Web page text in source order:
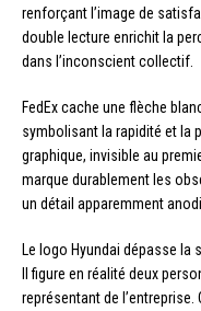
renforçant l’image de
double lecture enrichit la
dans l’inconscient collectif.
FedEx cache une flèche
symbolisant la rapidité et la
graphique, invisible au
marque durablement les
un détail apparemment
Le logo Hyundai dépasse la
Il figure en réalité deux
représentant de